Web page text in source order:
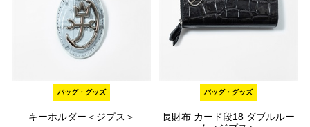
バッグ・グッズ
キーホルダー＜ジプス＞
バッグ・グッズ
長財布 カード段18 ダブルルー